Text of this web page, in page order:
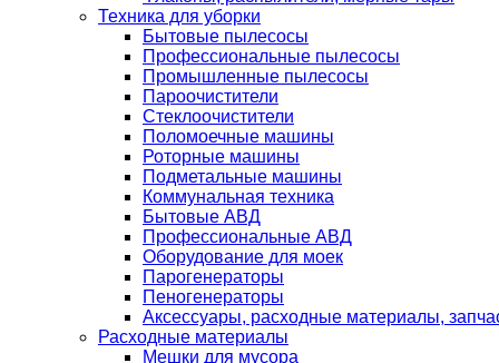
Техника для уборки
Бытовые пылесосы
Профессиональные пылесосы
Промышленные пылесосы
Пароочистители
Стеклоочистители
Поломоечные машины
Роторные машины
Подметальные машины
Коммунальная техника
Бытовые АВД
Профессиональные АВД
Оборудование для моек
Парогенераторы
Пеногенераторы
Аксессуары, расходные материалы,
Расходные материалы
Мешки для мусора